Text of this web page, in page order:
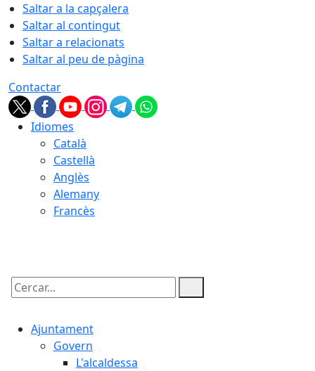
Saltar a la capçalera
Saltar al contingut
Saltar a relacionats
Saltar al peu de pàgina
Contactar
Idiomes
Català
Castellà
Anglès
Alemany
Francès
Cercar:
Ajuntament
Govern
L'alcaldessa